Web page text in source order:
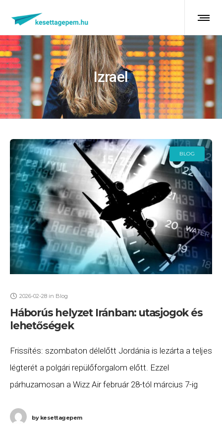
Izrael
BLOG
2026-02-28 in Blog
Háborús helyzet Iránban: utasjogok és
lehetőségek
Frissítés: szombaton délelőtt Jordánia is lezárta a teljes
légterét a polgári repülőforgalom előtt. Ezzel
párhuzamosan a Wizz Air február 28-tól március 7-ig
Ammanba.
bykesettagepem